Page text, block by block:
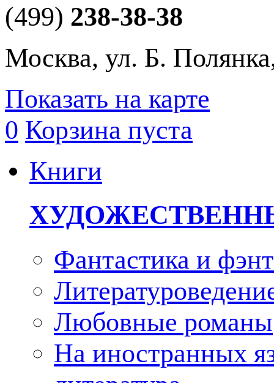
(499) 238-38-38
Москва, ул. Б.
Показать на карте
0 Корзина пуста
Книги
Фантастика и
Любовные романы
На иностранных